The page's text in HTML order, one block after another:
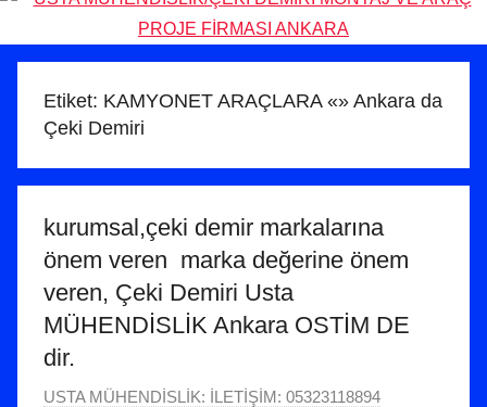
Etiket: KAMYONET ARAÇLARA «» Ankara da
Çeki Demiri
kurumsal,çeki demir markalarına
önem veren marka değerine önem
veren, Çeki Demiri Usta
MÜHENDİSLİK Ankara OSTİM DE
dir.
2
USTA MÜHENDİSLİK: İLETİŞİM: 05323118894